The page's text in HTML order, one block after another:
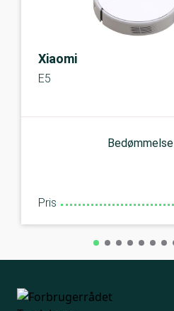
Xiaomi
E5
Bedømmelse
Pris